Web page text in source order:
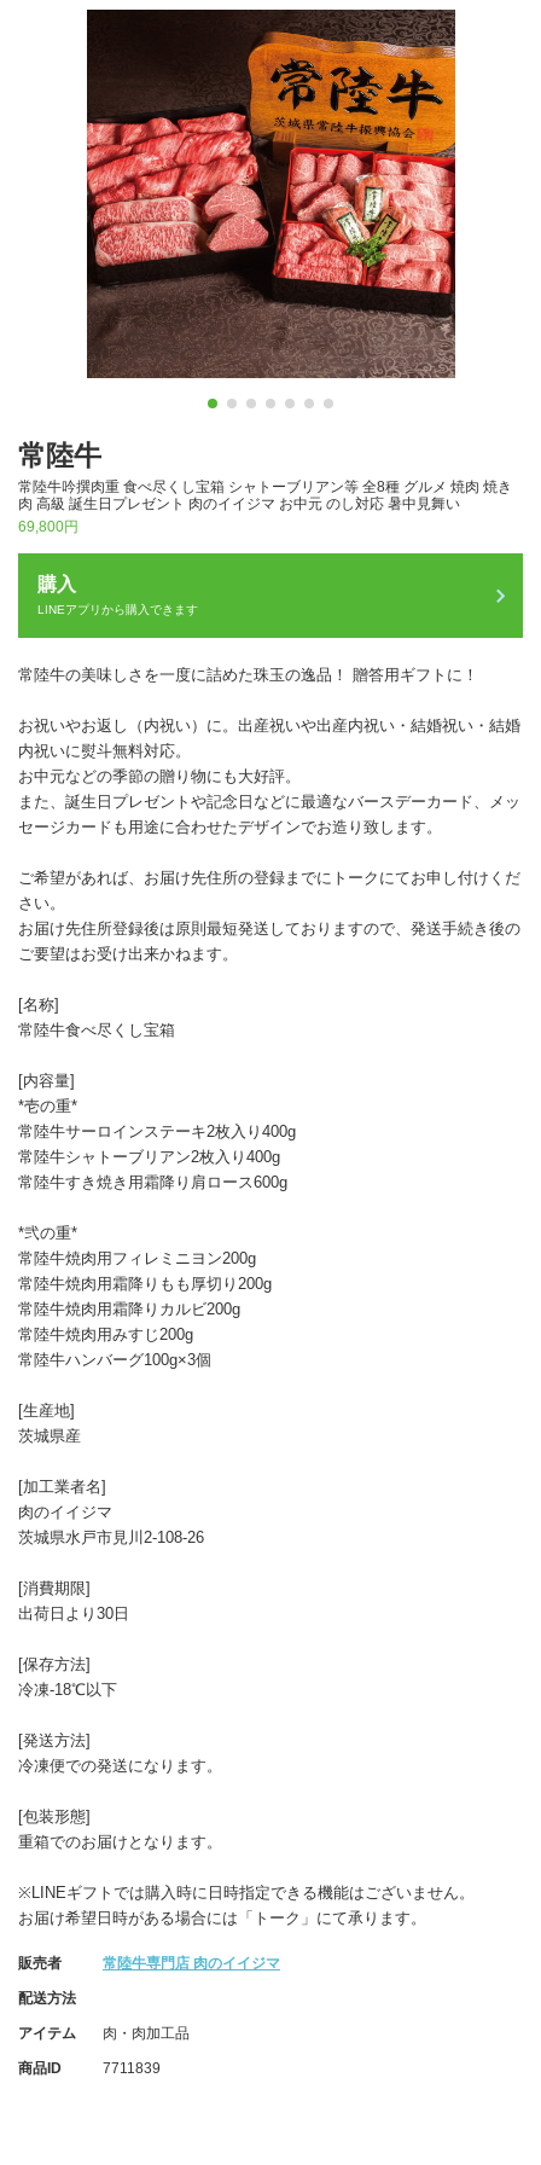
常陸牛
常陸牛吟撰肉重 食べ尽くし宝箱 シャトーブリアン等 全8種 グルメ 焼肉 焼き
肉 高級 誕生日プレゼント 肉のイイジマ お中元 のし対応 暑中見舞い
69,800円
購入
LINEアプリから購入できます
常陸牛の美味しさを一度に詰めた珠玉の逸品！ 贈答用ギフトに！
お祝いやお返し（内祝い）に。出産祝いや出産内祝い・結婚祝い・結婚
内祝いに熨斗無料対応。
お中元などの季節の贈り物にも大好評。
また、誕生日プレゼントや記念日などに最適なバースデーカード、メッ
セージカードも用途に合わせたデザインでお造り致します。
ご希望があれば、お届け先住所の登録までにトークにてお申し付けくだ
さい。
お届け先住所登録後は原則最短発送しておりますので、発送手続き後の
ご要望はお受け出来かねます。
[名称]
常陸牛食べ尽くし宝箱
[内容量]
*壱の重*
常陸牛サーロインステーキ2枚入り400g
常陸牛シャトーブリアン2枚入り400g
常陸牛すき焼き用霜降り肩ロース600g
*弐の重*
常陸牛焼肉用フィレミニヨン200g
常陸牛焼肉用霜降りもも厚切り200g
常陸牛焼肉用霜降りカルビ200g
常陸牛焼肉用みすじ200g
常陸牛ハンバーグ100g×3個
[生産地]
茨城県産
[加工業者名]
肉のイイジマ
茨城県水戸市見川2-108-26
[消費期限]
出荷日より30日
[保存方法]
冷凍-18℃以下
[発送方法]
冷凍便での発送になります。
[包装形態]
重箱でのお届けとなります。
※LINEギフトでは購入時に日時指定できる機能はございません。
お届け希望日時がある場合には「トーク」にて承ります。
販売者 常陸牛専門店 肉のイイジマ
配送方法
アイテム 肉・肉加工品
商品ID 7711839